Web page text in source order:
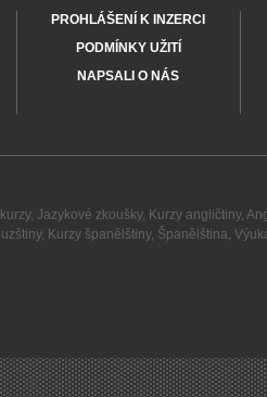
PROHLÁŠENÍ K INZERCI
PODMÍNKY UŽITÍ
NAPSALI O NÁS
, Jazykové zkoušky, Kurzy angličtiny,
, Kurzy španělštiny, Španělština,